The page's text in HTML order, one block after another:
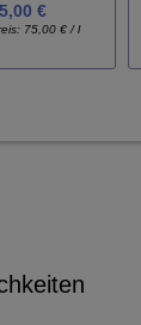
€
75,00 € / l